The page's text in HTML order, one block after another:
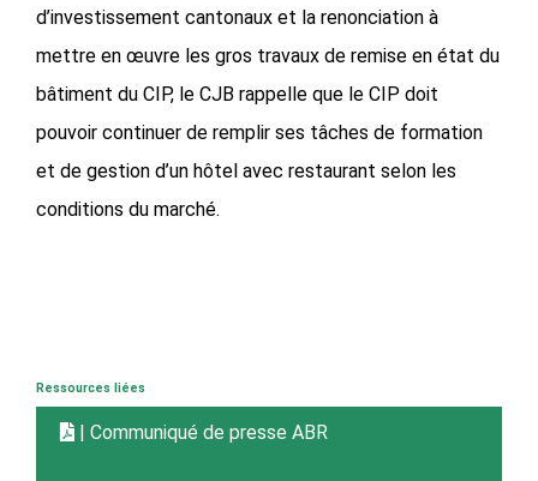
d’investissement cantonaux et la renonciation à
mettre en œuvre les gros travaux de remise en état du
bâtiment du CIP, le CJB rappelle que le CIP doit
pouvoir continuer de remplir ses tâches de formation
et de gestion d’un hôtel avec restaurant selon les
conditions du marché.
Ressources liées
| Communiqué de presse ABR